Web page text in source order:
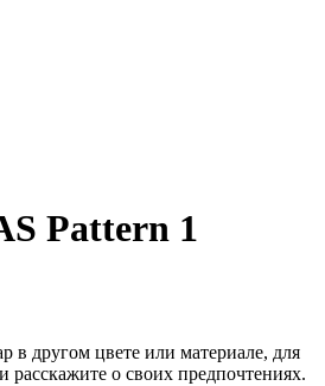
Pattern 1
в другом цвете или материале, для
расскажите о своих предпочтениях.